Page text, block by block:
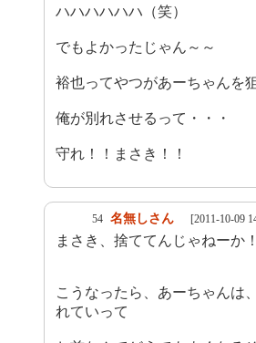
ハハハハハハ（笑）
でもよかったじゃん～～
裕也ってやつがあーちゃんを
俺が別れさせるって・・・
守れ！！まさき！！
54 名無しさん [2011-10-09
まさき、捨ててんじゃねーか
こうなったら、あーちゃんは
れていって